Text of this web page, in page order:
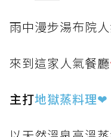
雨中漫步湯布院
來到這家人氣餐廳
主打地獄蒸料理❤